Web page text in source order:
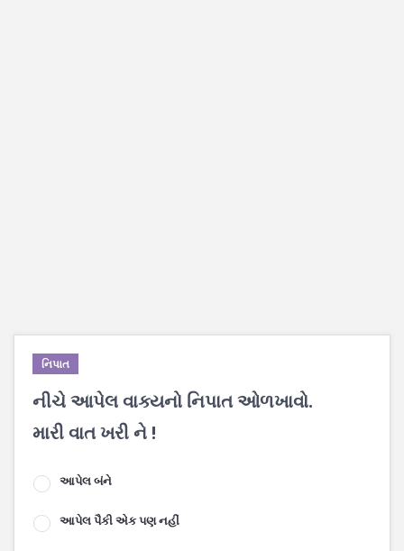
નિપાત
નીચે આપેલ વાક્યનો નિપાત ઓળખાવો.
મારી વાત ખરી ને !
આપેલ બંને
આપેલ પૈકી એક પણ નહીં